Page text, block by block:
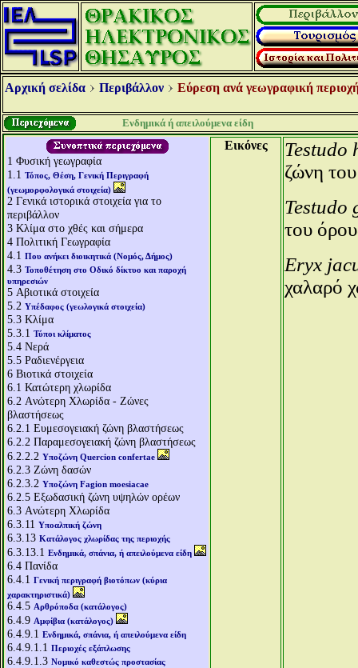
Αρχική σελίδα Περιβάλλον Εύρεση ανά γεωγραφική
Ενδημικά ή απειλούμενα είδη
1 Φυσική γεωγραφία
1.1 Τόπος, Θέση, Γενική Περιγραφή
(γεωμορφολογικά στοιχεία)
2 Γενικά ιστορικά στοιχεία για το
περιβάλλον
3 Κλίμα στο χθές και σήμερα
4 Πολιτική Γεωγραφία
4.1 Που ανήκει διοικητικά (Νομός, Δήμος)
4.3 Τοποθέτηση στο Οδικό δίκτυο και παροχή
υπηρεσιών
5 Αβιοτικά στοιχεία
5.2 Υπέδαφος (γεωλογικά στοιχεία)
5.3 Κλίμα
5.3.1 Τύποι κλίματος
5.4 Νερά
5.5 Ραδιενέργεια
6 Βιοτικά στοιχεία
6.1 Κατώτερη χλωρίδα
6.2 Aνώτερη Χλωρίδα - Ζώνες
βλαστήσεως
6.2.1 Ευμεσογειακή ζώνη βλαστήσεως
6.2.2 Παραμεσογειακή ζώνη βλαστήσεως
6.2.2.2 Υποζώνη Quercion confertae
6.2.3 Ζώνη δασών
6.2.3.2 Υποζώνη Fagion moesiacae
6.2.5 Εξωδασική ζώνη υψηλών ορέων
6.3 Aνώτερη Χλωρίδα
6.3.11 Υποαλπική ζώνη
6.3.13 Κατάλογος χλωρίδας της περιοχής
6.3.13.1 Ενδημικά, σπάνια, ή απειλούμενα είδη
6.4 Πανίδα
6.4.1 Γενική περιγραφή βιοτόπων (κύρια
χαρακτηριστικά)
6.4.5 Αρθρόποδα (κατάλογος)
6.4.9 Αμφίβια (κατάλογος)
6.4.9.1 Ενδημικά, σπάνια, ή απειλούμενα είδη
6.4.9.1.1 Περιοχές εξάπλωσης
6.4.9.1.3 Νομικό καθεστώς προστασίας
Εικόνες
Testudo
ζώνη
Testudo
του
Eryx
χαλαρό